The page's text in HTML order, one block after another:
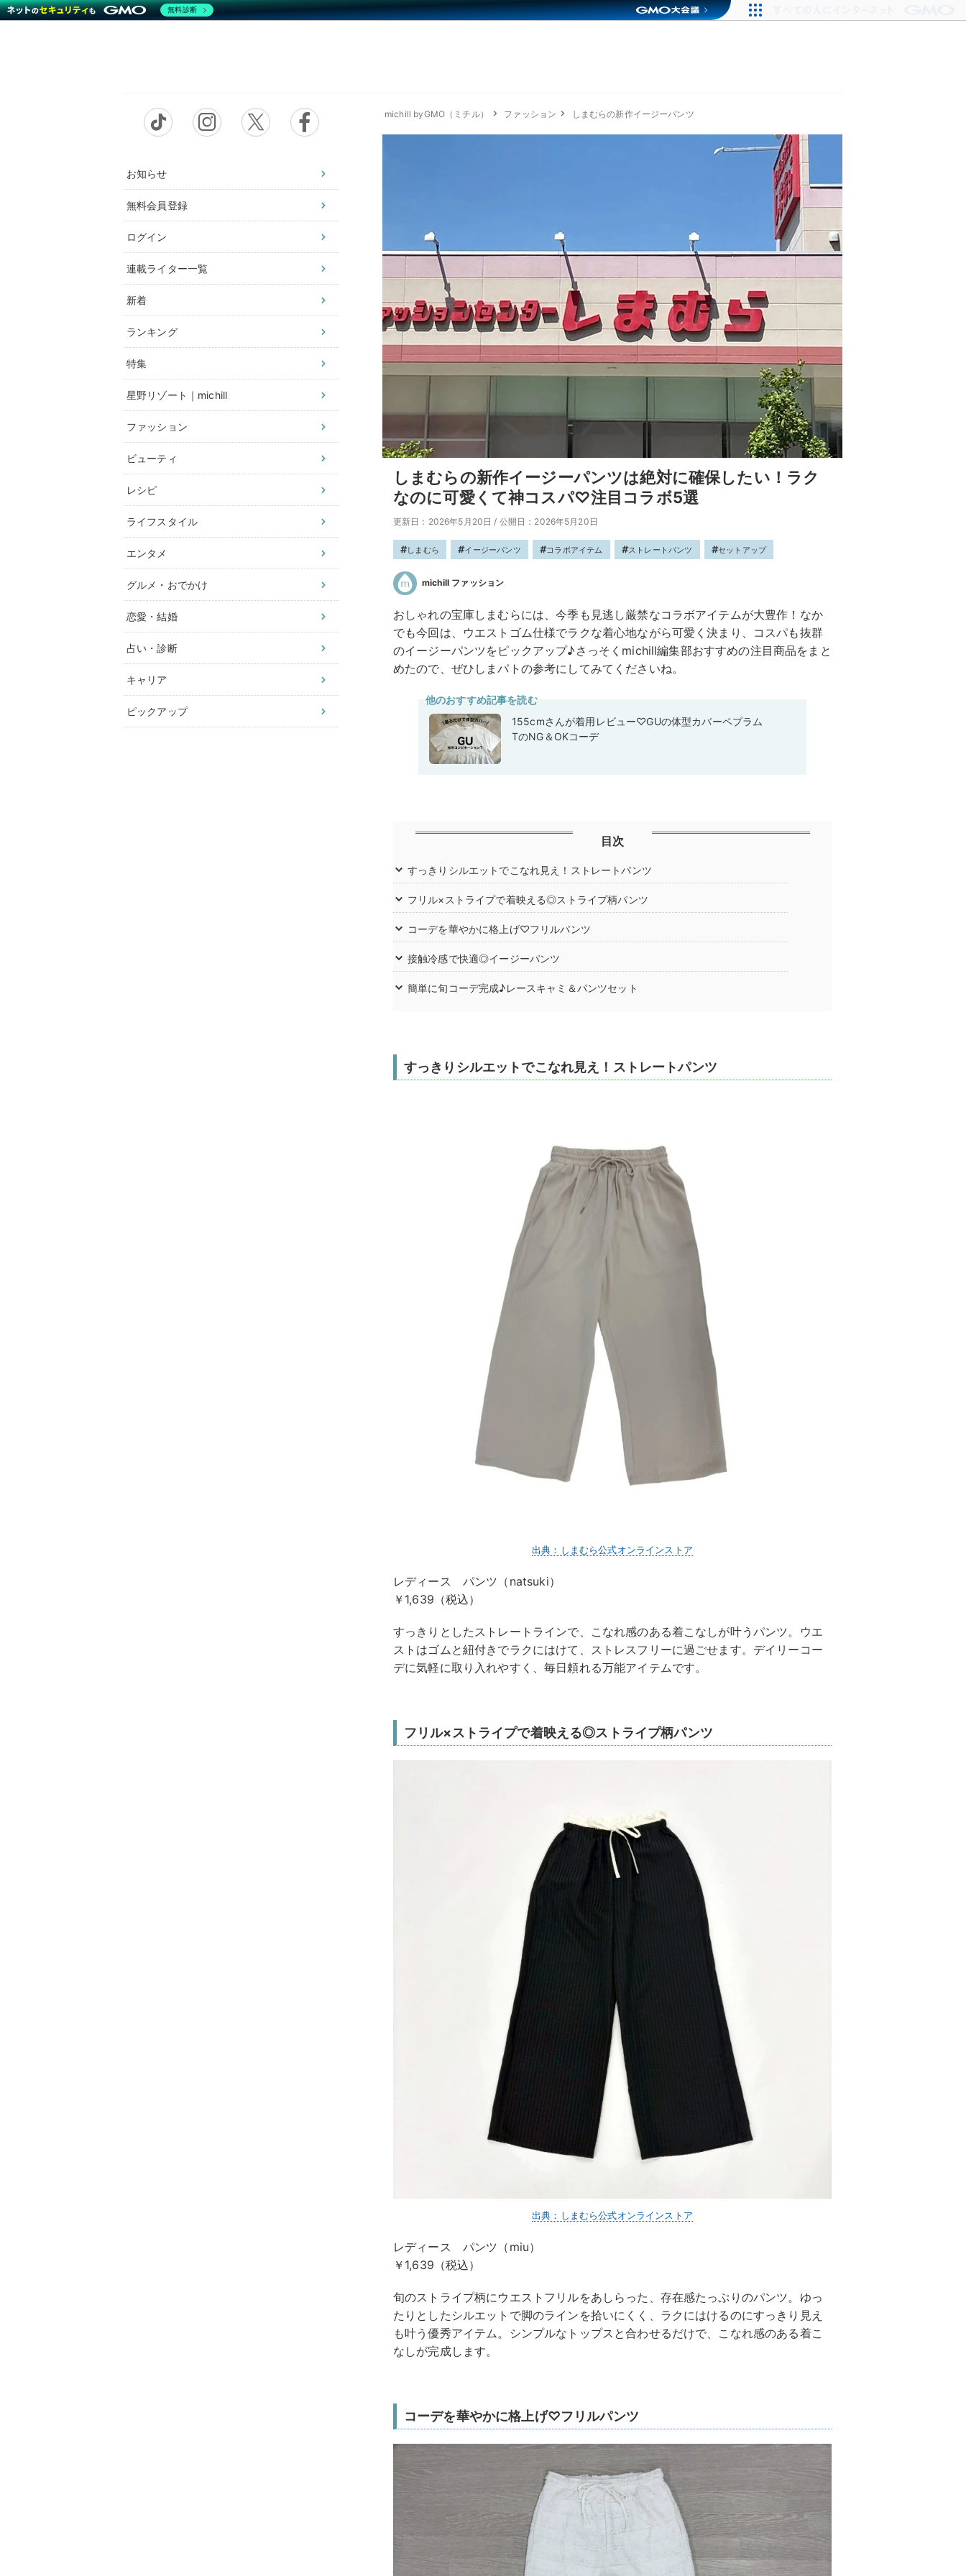
お知らせ
無料会員登録
ログイン
連載ライター一覧
新着
ランキング
特集
星野リゾート｜michill
ファッション
ビューティ
レシピ
ライフスタイル
エンタメ
グルメ・おでかけ
恋愛・結婚
占い・診断
キャリア
ピックアップ
michill byGMO（ミチル） ファッション しまむらの新作イージーパンツ
しまむらの新作イージーパンツは絶対に確保したい！ラク
なのに可愛くて神コスパ♡注目コラボ5選
更新日：2026年5月20日 / 公開日：2026年5月20日
しまむら イージーパンツ コラボアイテム ストレートパンツ セットアップ
michill ファッション
おしゃれの宝庫しまむらには、今季も見逃し厳禁なコラボアイテムが大豊作！なか
でも今回は、ウエストゴム仕様でラクな着心地ながら可愛く決まり、コスパも抜群
のイージーパンツをピックアップ♪さっそくmichill編集部おすすめの注目商品をまと
めたので、ぜひしまパトの参考にしてみてくださいね。
他のおすすめ記事を読む
155cmさんが着用レビュー♡GUの体型カバーペプラム
TのNG＆OKコーデ
目次
すっきりシルエットでこなれ見え！ストレートパンツ
フリル×ストライプで着映える◎ストライプ柄パンツ
コーデを華やかに格上げ♡フリルパンツ
接触冷感で快適◎イージーパンツ
簡単に旬コーデ完成♪レースキャミ＆パンツセット
すっきりシルエットでこなれ見え！ストレートパンツ
出典：しまむら公式オンラインストア
レディース パンツ（natsuki）
￥1,639（税込）
すっきりとしたストレートラインで、こなれ感のある着こなしが叶うパンツ。ウエ
ストはゴムと紐付きでラクにはけて、ストレスフリーに過ごせます。デイリーコー
デに気軽に取り入れやすく、毎日頼れる万能アイテムです。
フリル×ストライプで着映える◎ストライプ柄パンツ
出典：しまむら公式オンラインストア
レディース パンツ（miu）
￥1,639（税込）
旬のストライプ柄にウエストフリルをあしらった、存在感たっぷりのパンツ。ゆっ
たりとしたシルエットで脚のラインを拾いにくく、ラクにはけるのにすっきり見え
も叶う優秀アイテム。シンプルなトップスと合わせるだけで、こなれ感のある着こ
なしが完成します。
コーデを華やかに格上げ♡フリルパンツ
無料診断